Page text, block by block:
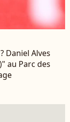
Daniel Alves
au Parc des